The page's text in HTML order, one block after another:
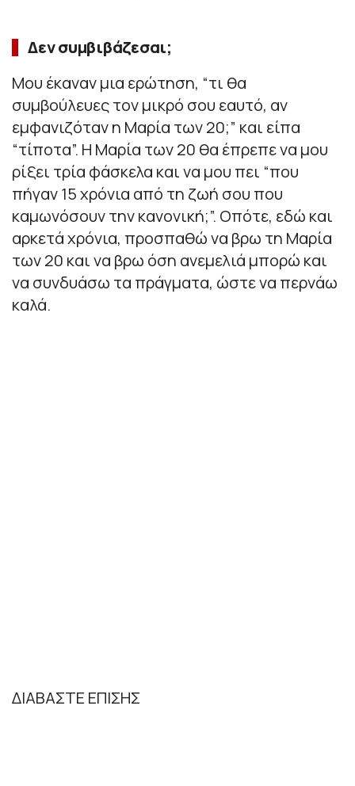
Δεν συμβιβάζεσαι;
Μου έκαναν μια ερώτηση, “τι θα
συμβούλευες τον μικρό σου εαυτό, αν
εμφανιζόταν η Μαρία των 20;” και είπα
“τίποτα”. Η Μαρία των 20 θα έπρεπε να μου
ρίξει τρία φάσκελα και να μου πει “που
πήγαν 15 χρόνια από τη ζωή σου που
καμωνόσουν την κανονική;”. Οπότε, εδώ και
αρκετά χρόνια, προσπαθώ να βρω τη Μαρία
των 20 και να βρω όση ανεμελιά μπορώ και
να συνδυάσω τα πράγματα, ώστε να περνάω
καλά.
ΔΙΑΒΑΣΤΕ ΕΠΙΣΗΣ